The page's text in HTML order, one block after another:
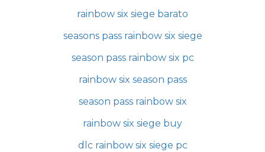
rainbow six siege barato
seasons pass rainbow six siege
season pass rainbow six pc
rainbow six season pass
season pass rainbow six
rainbow six siege buy
dlc rainbow six siege pc